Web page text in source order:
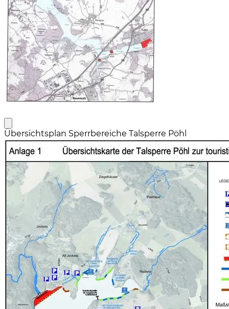
Übersichtsplan Sperrbereiche Talsperre Pöhl